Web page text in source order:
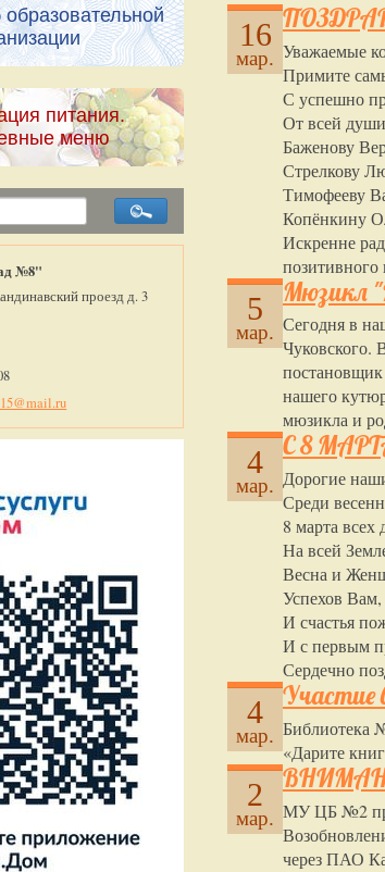
питания.
меню
№8"
проезд д. 3
16
мар. Уважаемые
Примите
С успешно
От всей души
Баженову
Стрелкову
Тимофееву
Копёнкину
Искренне
позитивного
5
мар.
Мюзикл
Сегодня в
Чуковского.
нашего
мюзикла и
4
мар.
С 8
Дорогие
Среди
8 марта всех
На всей
Весна и
Успехов
И счастья
И с первым
Сердечно
4
мар.
Участие
Библиотека
«Дарите
2
мар. МУ ЦБ №2
через ПАО